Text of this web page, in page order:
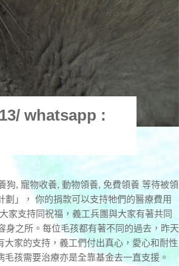
whatsapp :
, 寵物收養, 動物領養, 免費領養 等待被領
」， 你的捐款可以支持牠們的醫療費用
家支持同祝福，義工兵團與大家有著共同
之所。每位毛孩都有著不同的過去，昨天
家的支持，義工們付出真心，愛心和耐性
孩需要治療亦是全靠基金去一直支援。